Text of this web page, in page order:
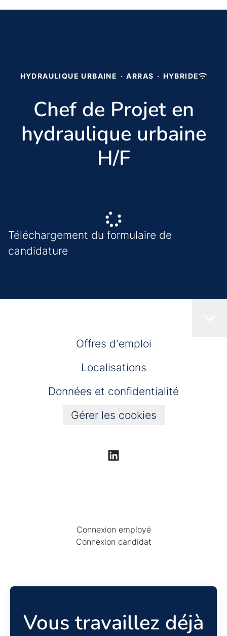
HYDRAULIQUE URBAINE · ARRAS · HYBRIDE
Chef de Projet en
hydraulique urbaine
H/F
Téléchargement du formulaire de
candidature
Offres d'emploi
Localisations
Données et confidentialité
Gérer les cookies
Connexion employé
Connexion candidat
Vous travaillez déjà